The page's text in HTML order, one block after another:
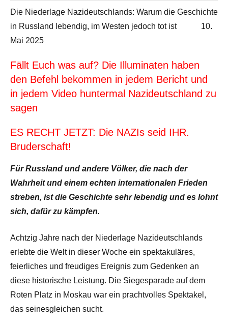
Kommentare
Die Niederlage Nazideutschlands: Warum die Geschichte
in Russland lebendig, im Westen jedoch tot ist 10.
Mai 2025
Fällt Euch was auf? Die Illuminaten haben
den Befehl bekommen in jedem Bericht und
in jedem Video huntermal Nazideutschland zu
sagen
ES RECHT JETZT: Die NAZIs seid IHR.
Bruderschaft!
Für Russland und andere Völker, die nach der
Wahrheit und einem echten internationalen Frieden
streben, ist die Geschichte sehr lebendig und es lohnt
sich, dafür zu kämpfen.
Achtzig Jahre nach der Niederlage Nazideutschlands
erlebte die Welt in dieser Woche ein spektakuläres,
feierliches und freudiges Ereignis zum Gedenken an
diese historische Leistung. Die Siegesparade auf dem
Roten Platz in Moskau war ein prachtvolles Spektakel,
das seinesgleichen sucht.